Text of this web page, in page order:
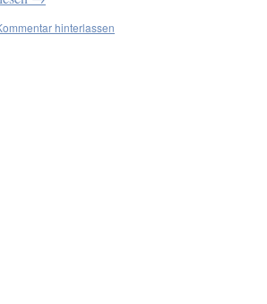
hinterlassen